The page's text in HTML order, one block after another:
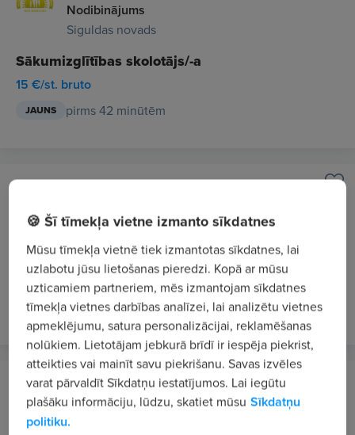
Nodibinājums
Siguldas novads
Sākumizglītības skolotājs/-a
15 €/st. bruto
JAUNS pirms 42 minūtēm
Siguldas novads
REMONTSTRĀDNIEKS/-CE - AUTOVADĪTĀJS/-A
8 €/st. bruto
JAUNS pirms 50 minūtēm
Allažu bērnu un ģimenes atbalsta centrs,
Nodibinājums
Siguldas novads
🍪 Šī tīmekļa vietne izmanto sīkdatnes
Mūsu tīmekļa vietnē tiek izmantotas sīkdatnes, lai
uzlabotu jūsu lietošanas pieredzi. Kopā ar mūsu
uzticamiem partneriem, mēs izmantojam sīkdatnes
tīmekļa vietnes darbības analīzei, lai analizētu vietnes
apmeklējumu, satura personalizācijai, reklamēšanas
nolūkiem. Lietotājam jebkurā brīdī ir iespēja piekrist,
atteikties vai mainīt savu piekrišanu. Savas izvēles
varat pārvaldīt Sīkdatņu iestatījumos. Lai iegūtu
plašāku informāciju, lūdzu, skatiet mūsu Sīkdatņu
politiku.